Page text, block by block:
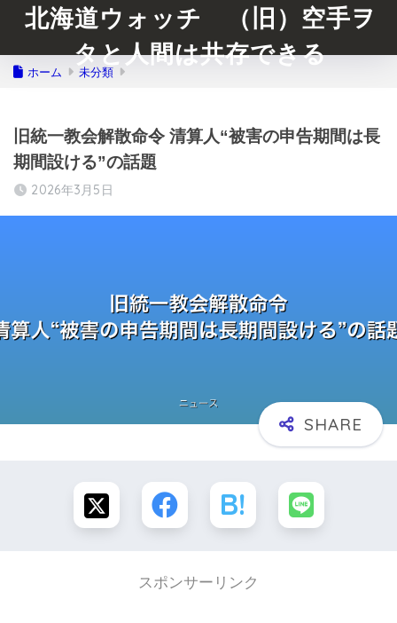
北海道ウォッチ （旧）空手ヲ
タと人間は共存できる
ホーム 未分類
旧統一教会解散命令 清算人“被害の申告期間は長
期間設ける”の話題
2026年3月5日
スポンサーリンク